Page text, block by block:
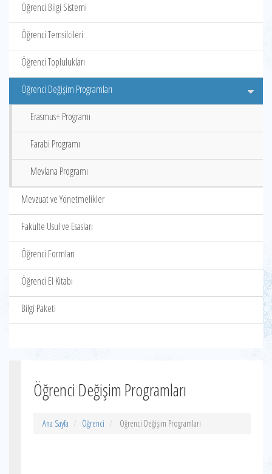
Öğrenci Bilgi Sistemi
Öğrenci Temsilcileri
Öğrenci Toplulukları
Öğrenci Değişim Programları
Erasmus+ Programı
Farabi Programı
Mevlana Programı
Mevzuat ve Yönetmelikler
Fakülte Usul ve Esasları
Öğrenci Formları
Öğrenci El Kitabı
Bilgi Paketi
Öğrenci Değişim Programları
Ana Sayfa Öğrenci Öğrenci Değişim Programları